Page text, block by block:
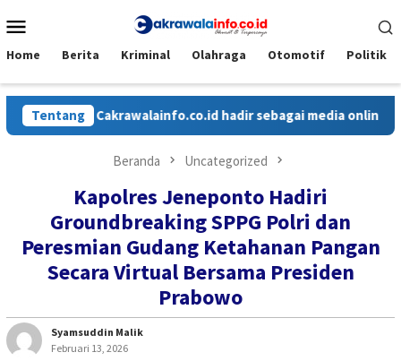
ke
Mobile
Home Berita Kriminal Olahraga Otomotif Politik
Tentang
Cakrawalainfo.co.id hadir sebagai media online yang
Beranda Uncategorized
Kapolres Jeneponto Hadiri
Groundbreaking SPPG Polri dan
Peresmian Gudang Ketahanan Pangan
Secara Virtual Bersama Presiden
Prabowo
Syamsuddin Malik
Februari 13, 2026